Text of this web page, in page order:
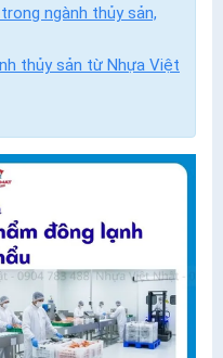
ngành thủy sản,
thủy sản từ Nhựa Việt